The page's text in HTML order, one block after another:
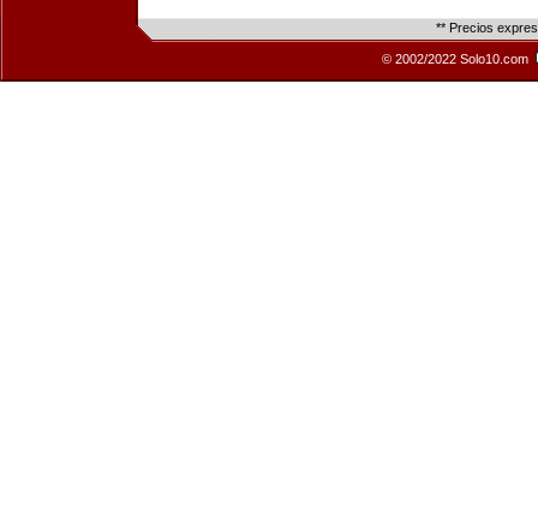
** Precios
© 2002/2022 Solo10.com